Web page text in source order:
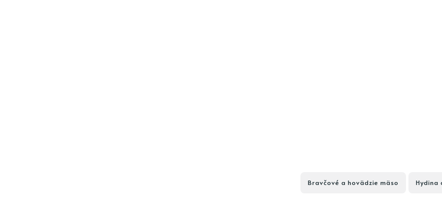
Bravčové a hovädzie mäso Hydina